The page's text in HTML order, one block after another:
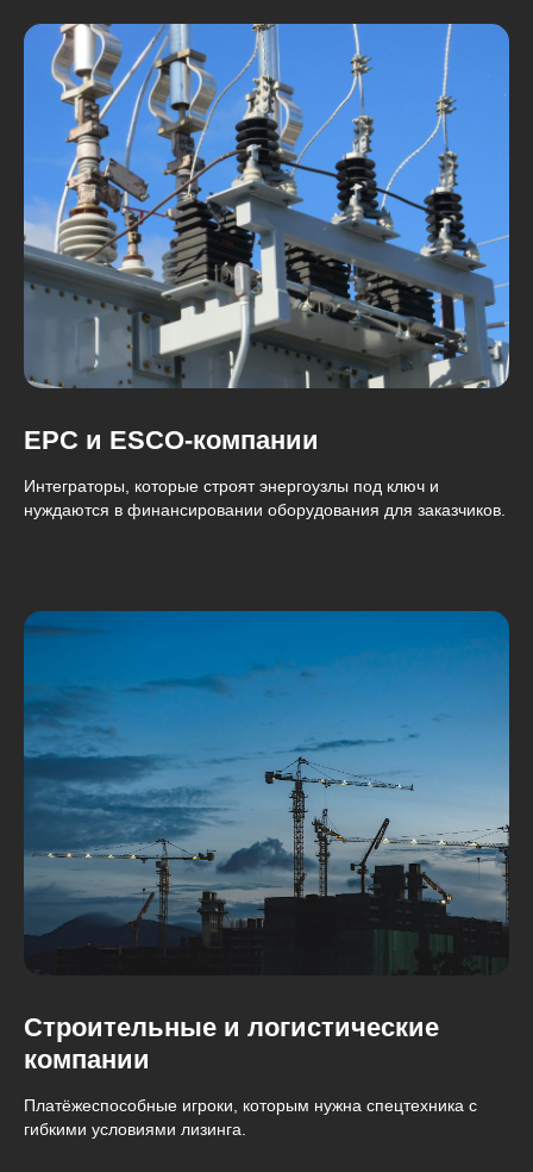
EPC и ESCO-компании
Интеграторы, которые строят энергоузлы под ключ и
нуждаются в финансировании оборудования для заказчиков.
Строительные и логистические
компании
Платёжеспособные игроки, которым нужна спецтехника с
гибкими условиями лизинга.